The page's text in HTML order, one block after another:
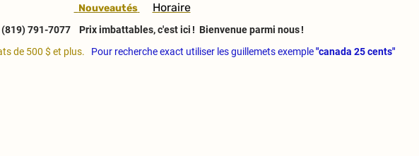
Nouveautés Horaire
(819) 791-7077
Prix imbattables, c'est ici ! Bienvenue parmi nous !
de 500 $ et plus.
Pour recherche exact utiliser les guillemets exemple"canada 25 cents"